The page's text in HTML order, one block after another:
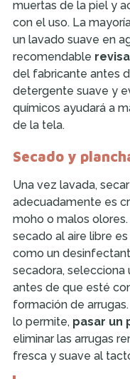
muertas de la piel y
con el uso. La
un lavado suave en
recomendable
del fabricante antes
detergente suave y
químicos ayudará a
de la tela.
Secado y
Una vez lavada,
adecuadamente es
moho o malos
secado al aire libre
como un
secadora, selecciona
antes de que esté
formación de
lo permite, pasar un
eliminar las arrugas
fresca y suave al